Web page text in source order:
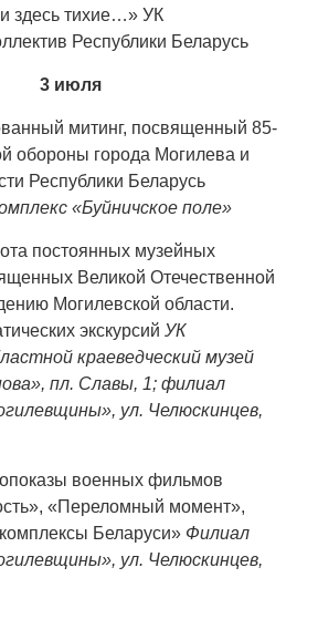
здесь тихие…» УК
Республики Беларусь
3 июля
митинг, посвященный 85-
обороны города Могилева и
Республики Беларусь
«Буйничское поле»
постоянных музейных
Великой Отечественной
Могилевской области.
экскурсий УК
краеведческий музей
пл. Славы, 1; филиал
ул. Челюскинцев,
военных фильмов
«Переломный момент»,
Беларуси» Филиал
ул. Челюскинцев,